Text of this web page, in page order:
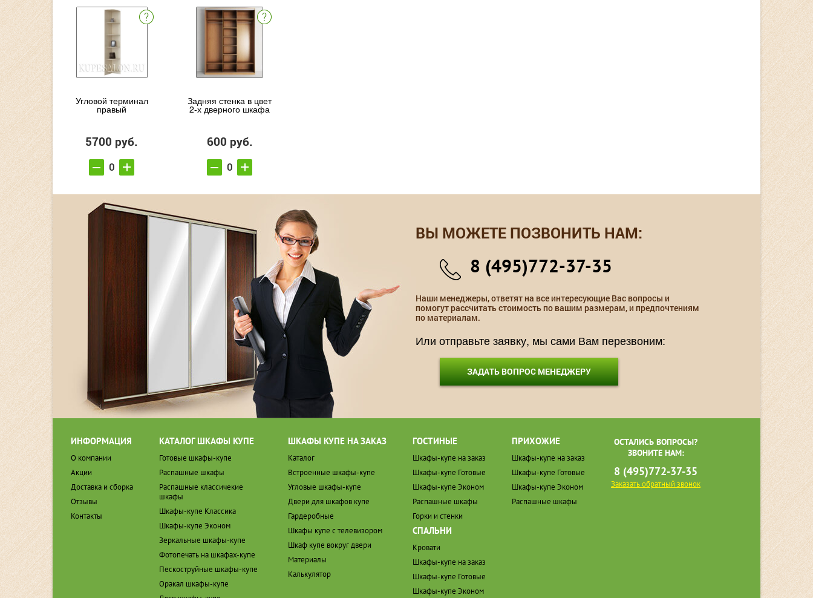
Угловой терминал
правый
5700 руб.
Задняя стенка в цвет
2-х дверного шкафа
600 руб.
ВЫ МОЖЕТЕ ПОЗВОНИТЬ НАМ:
8 (495)772-37-35
Наши менеджеры, ответят на все интересующие Вас вопросы и
помогут рассчитать стоимость по вашим размерам, и предпочтениям
по материалам.
Или отправьте заявку, мы сами Вам перезвоним:
ЗАДАТЬ ВОПРОС МЕНЕДЖЕРУ
ИНФОРМАЦИЯ
О компании
Акции
Доставка и сборка
Отзывы
Контакты
КАТАЛОГ ШКАФЫ КУПЕ
Готовые шкафы-купе
Распашные шкафы
Распашные классичекие
шкафы
Шкафы-купе Классика
Шкафы-купе Эконом
Зеркальные шкафы-купе
Фотопечать на шкафах-купе
Пескоструйные шкафы-купе
Оракал шкафы-купе
ШКАФЫ КУПЕ НА ЗАКАЗ
Каталог
Встроенные шкафы-купе
Угловые шкафы-купе
Двери для шкафов купе
Гардеробные
Шкафы купе с телевизором
Шкаф купе вокруг двери
Материалы
Калькулятор
ГОСТИНЫЕ
Шкафы-купе на заказ
Шкафы-купе Готовые
Шкафы-купе Эконом
Распашные шкафы
Горки и стенки
СПАЛЬНИ
Кровати
Шкафы-купе на заказ
Шкафы-купе Готовые
Шкафы-купе Эконом
ПРИХОЖИЕ
Шкафы-купе на заказ
Шкафы-купе Готовые
Шкафы-купе Эконом
Распашные шкафы
ОСТАЛИСЬ ВОПРОСЫ?
ЗВОНИТЕ НАМ:
8 (495)772-37-35
Заказать обратный звонок